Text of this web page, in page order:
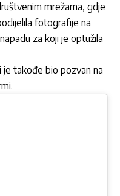
mrežama, gdje
fotografije na
za koji je optužila
je takođe bio pozvan na